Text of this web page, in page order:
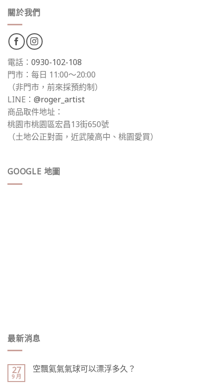
關於我們
電話： 0930-102-108
門市：每日 11:00～20:00
（非門市，前來採預約制）
LINE： @roger_artist
商品取件地址：
桃園市桃園區宏昌13街650號
（土地公正對面，近武陵高中、桃園愛買）
GOOGLE 地圖
最新消息
27
9 月
空飄氦氣氣球可以漂浮多久？